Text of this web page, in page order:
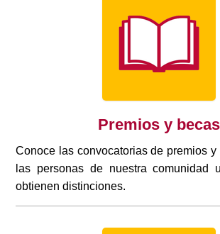
Premios y becas
Conoce las convocatorias de premios y
las personas de nuestra comunidad
obtienen distinciones.